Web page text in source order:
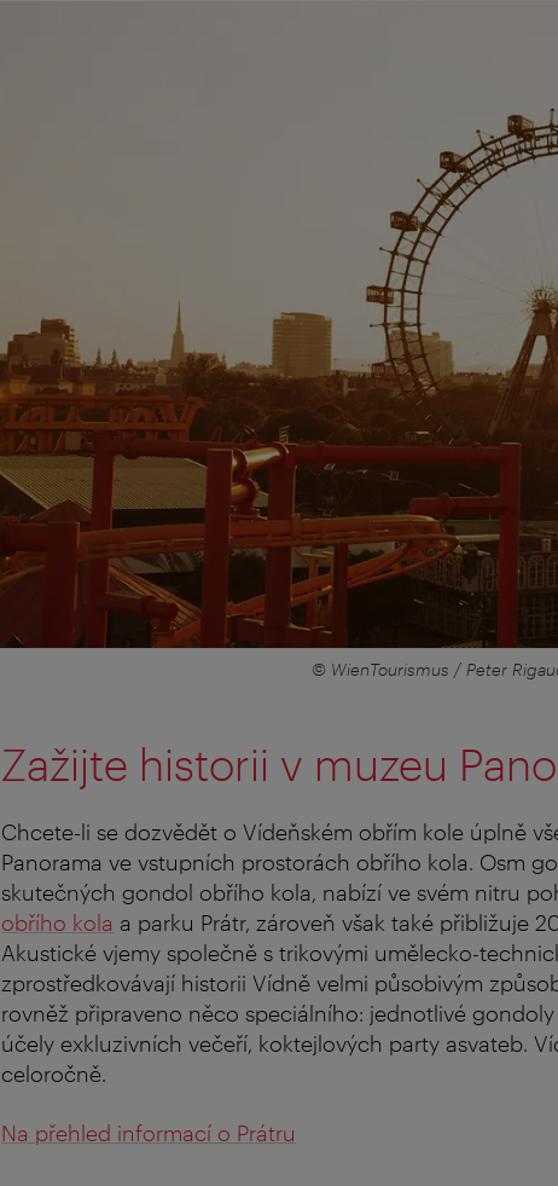
© WienTourismus / Peter
Zažijte historii v muzeu
Chcete-li se dozvědět o Vídeňském obřím kole úplně
Panorama ve vstupních prostorách obřího kola. Osm
skutečných gondol obřího kola, nabízí ve svém nitru
obřího kola a parku Prátr, zároveň však také přibližuje
Akustické vjemy společně s trikovými umělecko-
zprostředkovávají historii Vídně velmi působivým
rovněž připraveno něco speciálního: jednotlivé
účely exkluzivních večeří, koktejlových party asvateb.
celoročně.
Na přehled informací o Prátru